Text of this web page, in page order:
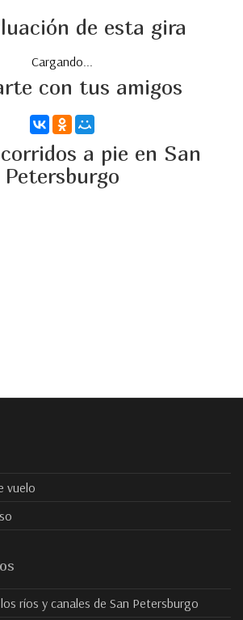
de esta gira
Cargando...
con tus amigos
a pie en San
Petersburgo
vuelo
ríos y canales de San Petersburgo